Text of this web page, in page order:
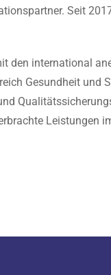
Seit
international
Gesundheit und
Leistungen